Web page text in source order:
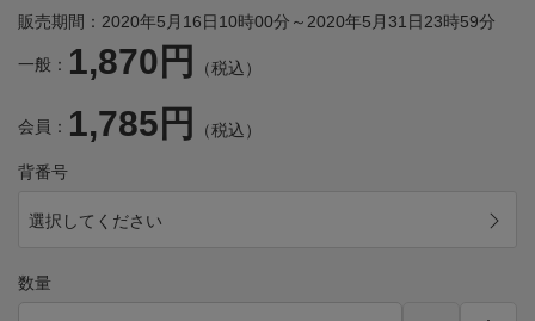
販売期間：2020年5月16日10時00分～2020年5月31日23時59分
一般： 1,870円 （税込）
会員： 1,785円 （税込）
背番号
選択してください
数量